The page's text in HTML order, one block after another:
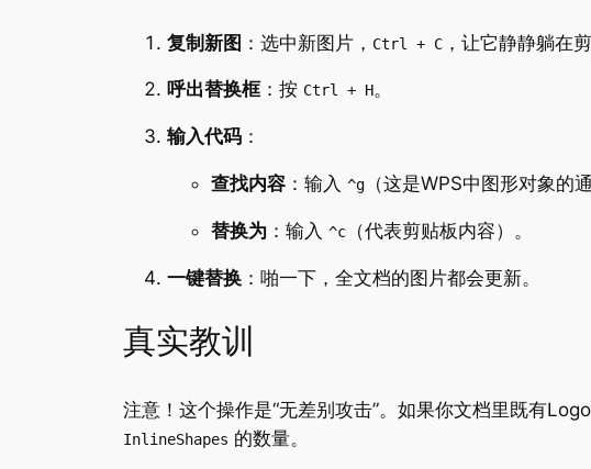
复制新图 ：选中新图片， Ctrl + C ，让它静静躺在
呼出替换框：按 Ctrl + H。
输入代码 ：
查找内容 ：输入 ^g （这是WPS中图形对象的
替换为 ：输入 ^c （代表剪贴板内容）。
一键替换 ：啪一下，全文档的图片都会更新。
真实教训
注意！这个操作是“无差别攻击”。如果你文档里既有
InlineShapes 的数量。